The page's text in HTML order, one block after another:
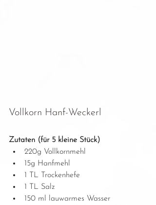
Vollkorn Hanf-Weckerl
Zutaten (für 5 kleine Stück)
220g Vollkornmehl
15g Hanfmehl
1 TL Trockenhefe
1 TL Salz
150 ml lauwarmes Wasser